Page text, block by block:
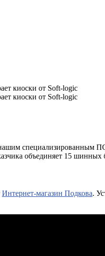
киоски от Soft-logic
киоски от Soft-logic
специализированным
объединяет 15
Интернет-магазин Подкова.